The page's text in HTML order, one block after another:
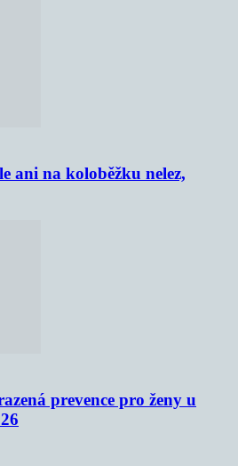
ani na koloběžku nelez,
prevence pro ženy u